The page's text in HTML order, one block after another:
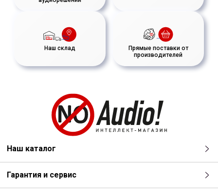
Наш склад
Прямые поставки от
производителей
Наш каталог
Гарантия и сервис